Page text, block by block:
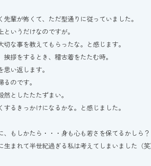
先輩が怖くて、ただ型通りに従っていました。
いうだけなのですが。
切な事を教えてもらったな。と感じます。
挨拶をするとき、稽古着をたたむ時。
い返します。
のです。
としたたたずまい。
するきっかけになるかな。と感じました。
、もしかたら・・・身も心も若さを保てるかしら？
生まれて半世紀過ぎる私は考えてしまいました（笑